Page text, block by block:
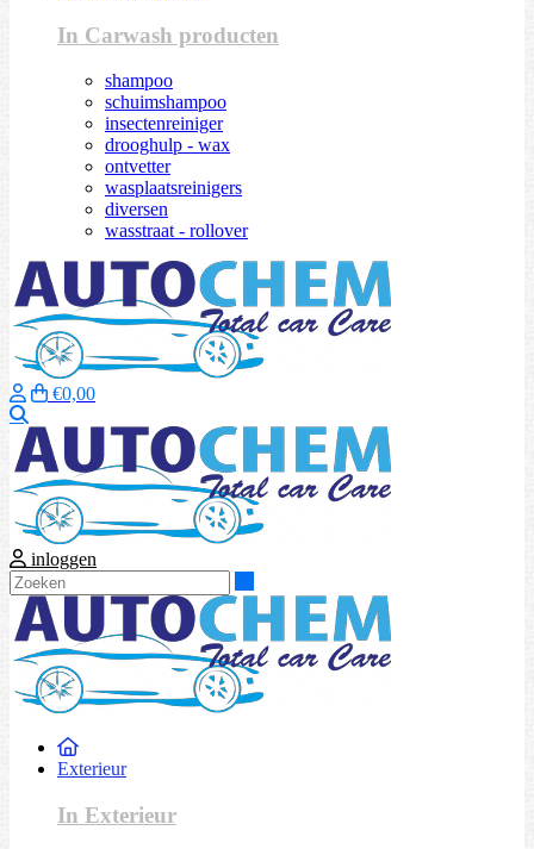
In Carwash producten
shampoo
schuimshampoo
insectenreiniger
drooghulp - wax
ontvetter
wasplaatsreinigers
diversen
wasstraat - rollover
€0,00
inloggen
Exterieur
In Exterieur